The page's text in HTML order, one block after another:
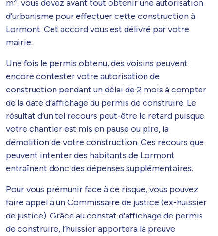
m², vous devez avant tout obtenir une autorisation
d’urbanisme pour effectuer cette construction à
Lormont. Cet accord vous est délivré par votre
mairie.
Une fois le permis obtenu, des voisins peuvent
encore contester votre autorisation de
construction pendant un délai de 2 mois à compter
de la date d’affichage du permis de construire. Le
résultat d’un tel recours peut-être le retard puisque
votre chantier est mis en pause ou pire, la
démolition de votre construction. Ces recours que
peuvent intenter des habitants de Lormont
entraînent donc des dépenses supplémentaires.
Pour vous prémunir face à ce risque, vous pouvez
faire appel à un Commissaire de justice (ex-huissier
de justice). Grâce au constat d’affichage de permis
de construire, l’huissier apportera la preuve